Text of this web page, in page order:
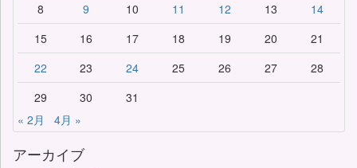
8
9 10 11 12 13
14
15
16 17 18 19 20
21
22
23 24 25 26 27
28
29
30
31
« 2月
4月 »
アーカイブ